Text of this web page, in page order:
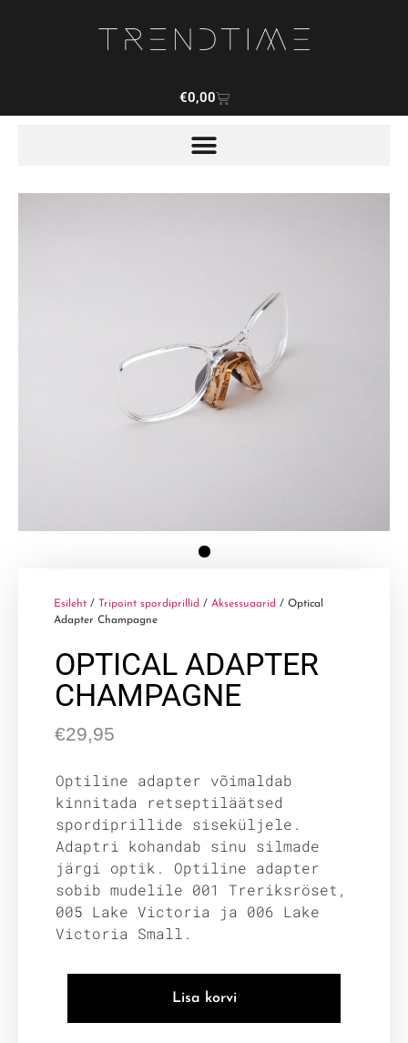
€0,00
Esileht / Tripoint spordiprillid / Aksessuaarid / Optical
Adapter Champagne
OPTICAL ADAPTER
CHAMPAGNE
€29,95
Optiline adapter võimaldab
kinnitada retseptiläätsed
spordiprillide siseküljele.
Adaptri kohandab sinu silmade
järgi optik. Optiline adapter
sobib mudelile 001 Treriksröset,
005 Lake Victoria ja 006 Lake
Victoria Small.
Lisa korvi